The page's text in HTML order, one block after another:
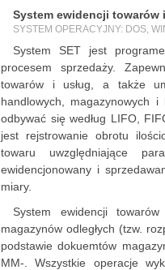
System ewidencji towarów
SYSTEM OPERACYJNY: DOS,
System SET jest
procesem sprzedaży.
towarów i usług, a także
handlowych, magazynowych
odbywać się według LIFO,
jest rejstrowanie obrotu
towaru uwzględniające
ewidencjonowany i
miary.
System ewidencji
magazynów odległych (tzw.
podstawie dokuemtów
MM-. Wszystkie operacje